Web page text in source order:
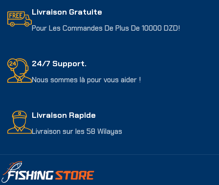
Livraison Gratuite
Pour Les Commandes De Plus De 10000 DZD!
24/7 Support.
Nous sommes là pour vous aider !
Livraison Rapide
Livraison sur les 58 Wilayas